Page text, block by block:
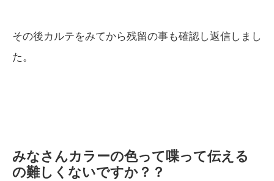
その後カルテをみてから残留の事も確認し返信しまし
た。
みなさんカラーの色って喋って伝える
の難しくないですか？？